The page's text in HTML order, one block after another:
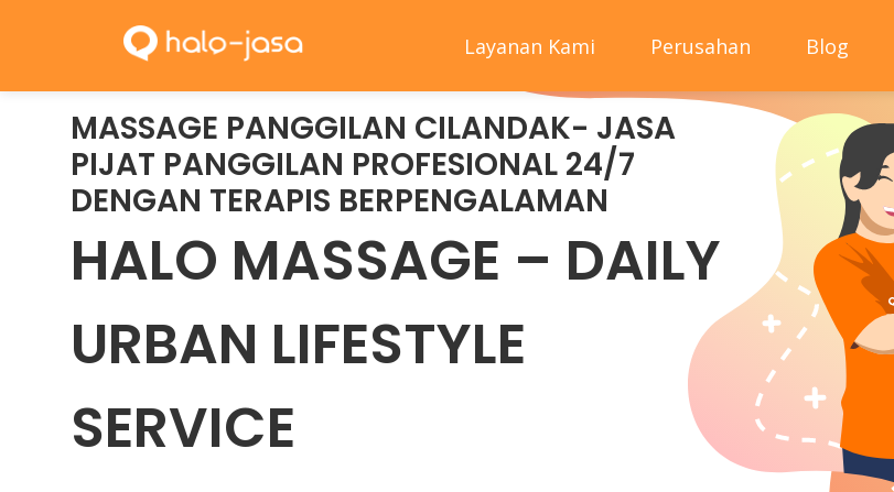
Layanan Kami Perusahan Blog
BERANDA LAYANAN KAMI
MASSAGE PANGGILAN
CILANDAK
MASSAGE PANGGILAN CILANDAK- JASA
PIJAT PANGGILAN PROFESIONAL 24/7
DENGAN TERAPIS BERPENGALAMAN
HALO MASSAGE – DAILY
URBAN LIFESTYLE
SERVICE